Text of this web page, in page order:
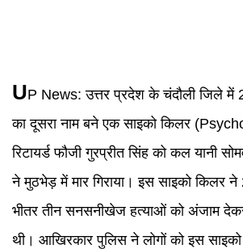
UP News:उत्तर प्रदेश के चंदौली जिले
का दूसरा नाम बने एक साइको किलर
रिटायर्ड फौजी गुरप्रीत सिंह को कल यानी
ने मुठभेड़ में मार गिराया। इस साइको किलर
भीतर तीन सनसनीखेज हत्याओं को अंजाम
थी। आखिरकार पुलिस ने लोगों को इस